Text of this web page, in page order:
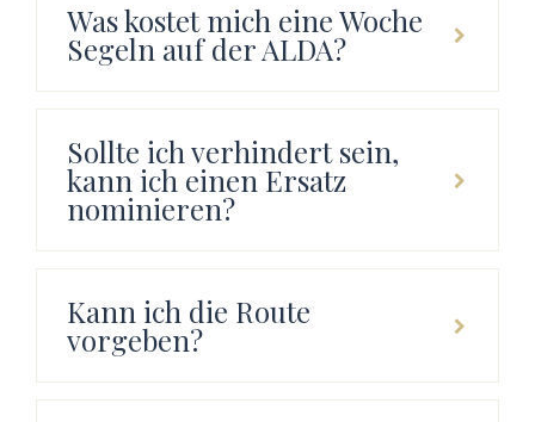
Was kostet mich eine Woche
Segeln auf der ALDA?
Sollte ich verhindert sein,
kann ich einen Ersatz
nominieren?
Kann ich die Route
vorgeben?